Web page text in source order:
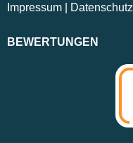
Impressum Datenschutz
BEWERTUNGEN